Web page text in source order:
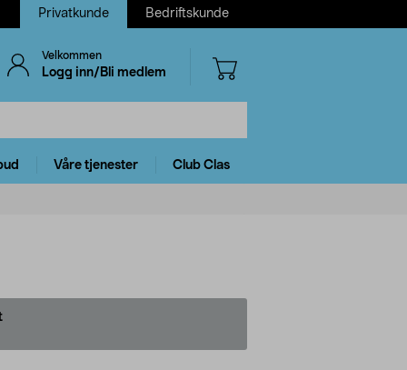
Privatkunde Bedriftskunde
Velkommen
Logg inn/Bli medlem
Våre tjenester Club Clas